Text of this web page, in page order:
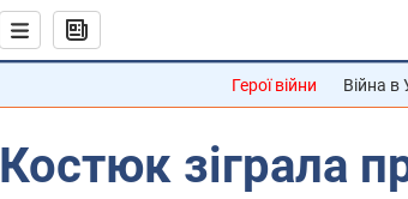
Герої війни Війна в
Костюк зіграла